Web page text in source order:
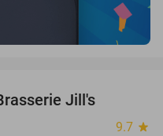
Jill's
9.7 star